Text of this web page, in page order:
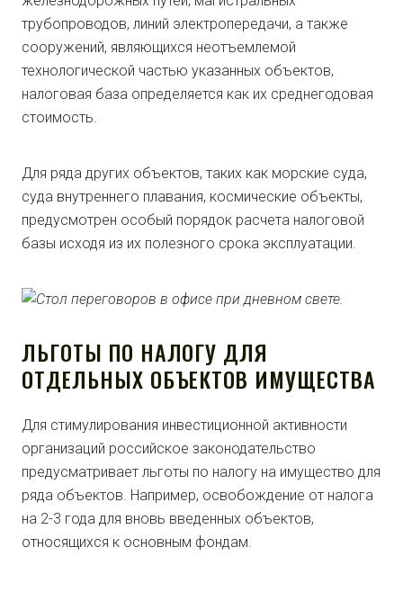
трубопроводов, линий электропередачи, а также
сооружений, являющихся неотъемлемой
технологической частью указанных объектов,
налоговая база определяется как их среднегодовая
стоимость.
Для ряда других объектов, таких как морские суда,
суда внутреннего плавания, космические объекты,
предусмотрен особый порядок расчета налоговой
базы исходя из их полезного срока эксплуатации.
ЛЬГОТЫ ПО НАЛОГУ ДЛЯ
ОТДЕЛЬНЫХ ОБЪЕКТОВ ИМУЩЕСТВА
Для стимулирования инвестиционной активности
организаций российское законодательство
предусматривает льготы по налогу на имущество для
ряда объектов. Например, освобождение от налога
на 2-3 года для вновь введенных объектов,
относящихся к основным фондам.